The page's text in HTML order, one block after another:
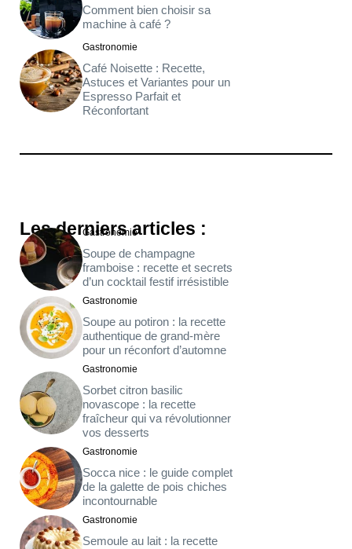
Comment bien choisir sa
machine à café ?
Gastronomie
Café Noisette : Recette,
Astuces et Variantes pour un
Espresso Parfait et
Réconfortant
Les derniers articles :
Gastronomie
Soupe de champagne
framboise : recette et secrets
d’un cocktail festif irrésistible
Gastronomie
Soupe au potiron : la recette
authentique de grand-mère
pour un réconfort d’automne
Gastronomie
Sorbet citron basilic
novascope : la recette
fraîcheur qui va révolutionner
vos desserts
Gastronomie
Socca nice : le guide complet
de la galette de pois chiches
incontournable
Gastronomie
Semoule au lait : la recette